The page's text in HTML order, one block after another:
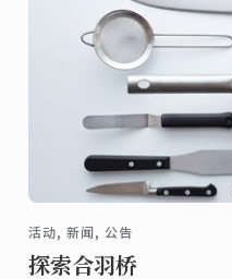
活动, 新闻, 公告
探索合羽桥